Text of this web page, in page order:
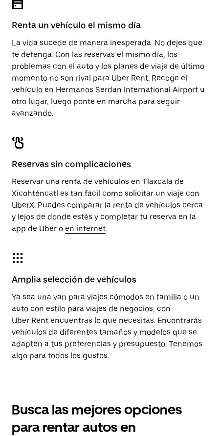
calendario.
Renta un vehículo el mismo día
La vida sucede de manera inesperada. No dejes que
te detenga. Con las reservas el mismo día, los
problemas con el auto y los planes de viaje de último
momento no son rival para Uber Rent. Recoge el
vehículo en Hermanos Serdan International Airport u
otro lugar, luego ponte en marcha para seguir
avanzando.
Reservas sin complicaciones
Reservar una renta de vehículos en Tlaxcala de
Xicohténcatl es tan fácil como solicitar un viaje con
UberX. Puedes comparar la renta de vehículos cerca
y lejos de donde estés y completar tu reserva en la
app de Uber o en internet.
Amplia selección de vehículos
Ya sea una van para viajes cómodos en familia o un
auto con estilo para viajes de negocios, con
Uber Rent encuentras lo que necesitas. Encontrarás
vehículos de diferentes tamaños y modelos que se
adapten a tus preferencias y presupuesto. Tenemos
algo para todos los gustos.
Busca las mejores opciones
para rentar autos en